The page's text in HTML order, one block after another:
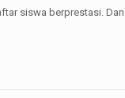
siswa berprestasi.